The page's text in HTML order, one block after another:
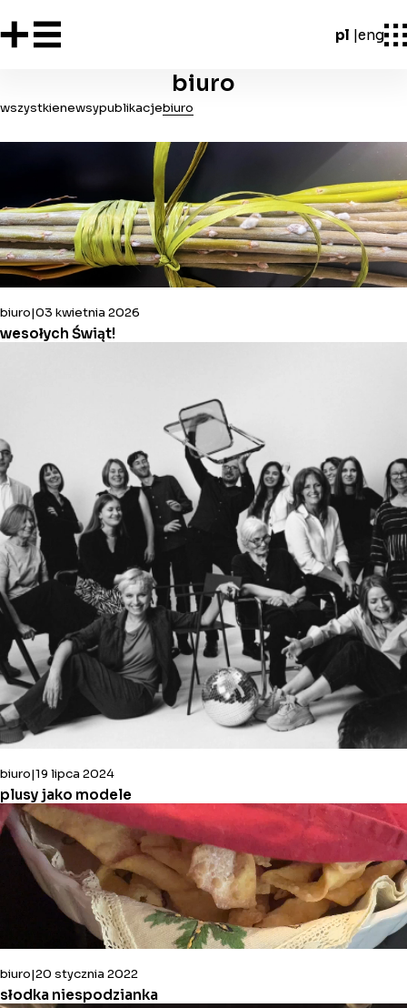
pl eng
biuro
wszystkienewsypublikacjebiuro
biuro 03 kwietnia 2026
wesołych Świąt!
biuro 19 lipca 2024
plusy jako modele
biuro 20 stycznia 2022
słodka niespodzianka